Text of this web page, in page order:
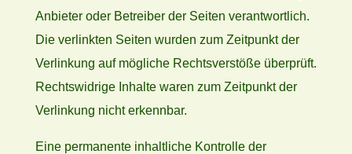
Anbieter oder Betreiber der Seiten verantwortlich.
Die verlinkten Seiten wurden zum Zeitpunkt der
Verlinkung auf mögliche Rechtsverstöße überprüft.
Rechtswidrige Inhalte waren zum Zeitpunkt der
Verlinkung nicht erkennbar.
Eine permanente inhaltliche Kontrolle der